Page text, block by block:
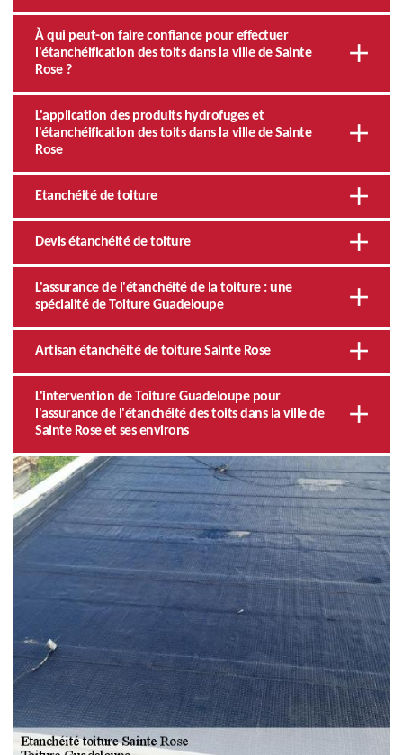
À qui peut-on faire confiance pour effectuer
l'étanchéification des toits dans la ville de Sainte
Rose ?
L'application des produits hydrofuges et
l'étanchéification des toits dans la ville de Sainte
Rose
Etanchéité de toiture
Devis étanchéité de toiture
L'assurance de l'étanchéité de la toiture : une
spécialité de Toiture Guadeloupe
Artisan étanchéité de toiture Sainte Rose
L'intervention de Toiture Guadeloupe pour
l'assurance de l'étanchéité des toits dans la ville de
Sainte Rose et ses environs